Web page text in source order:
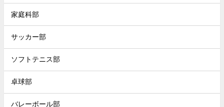
家庭科部
サッカー部
ソフトテニス部
卓球部
バレーボール部